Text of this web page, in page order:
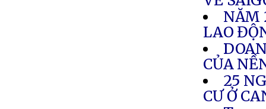
NĂM
LAO
CỦA
25
CƯ Ở